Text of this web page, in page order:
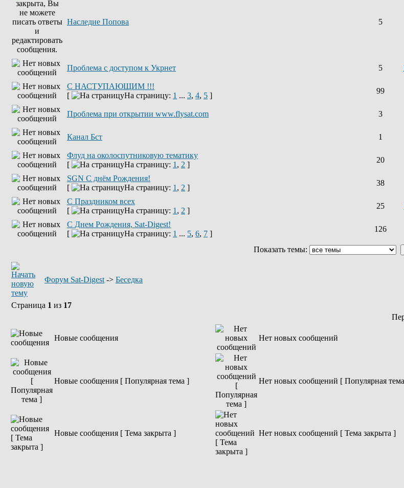
Наследие Попова 5
Проблема с доступом к Укрнет 5
С НАСТУПАЮЩИМ !!!
[
На страницу: 1 ... 3, 4, 5 ]
99
Проблема при открытии www.flysat.com 3
Канал Бст 1
Флуд на околоспутниковую тематику
[
На страницу: 1 , 2 ]
20
SGN C днём Рождения!
[
На страницу: 1 , 2 ]
38
С Праздником всех
[
На страницу: 1 , 2 ]
25
С Днем Рождения, Sat-Digest!
[
На страницу: 1 ... 5, 6, 7 ]
126
Показать темы:
Форум Sat-Digest -> Беседка
Страница 1 из 17
Новые сообщения Нет новых сообщений
Новые сообщения [ Популярная тема ] Нет новых сообщений [ Популярная
Новые сообщения [ Тема закрыта ] Нет новых сообщений [ Тема закрыта ]